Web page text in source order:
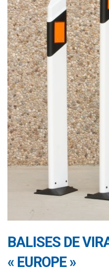
BALISES DE
« EUROPE »